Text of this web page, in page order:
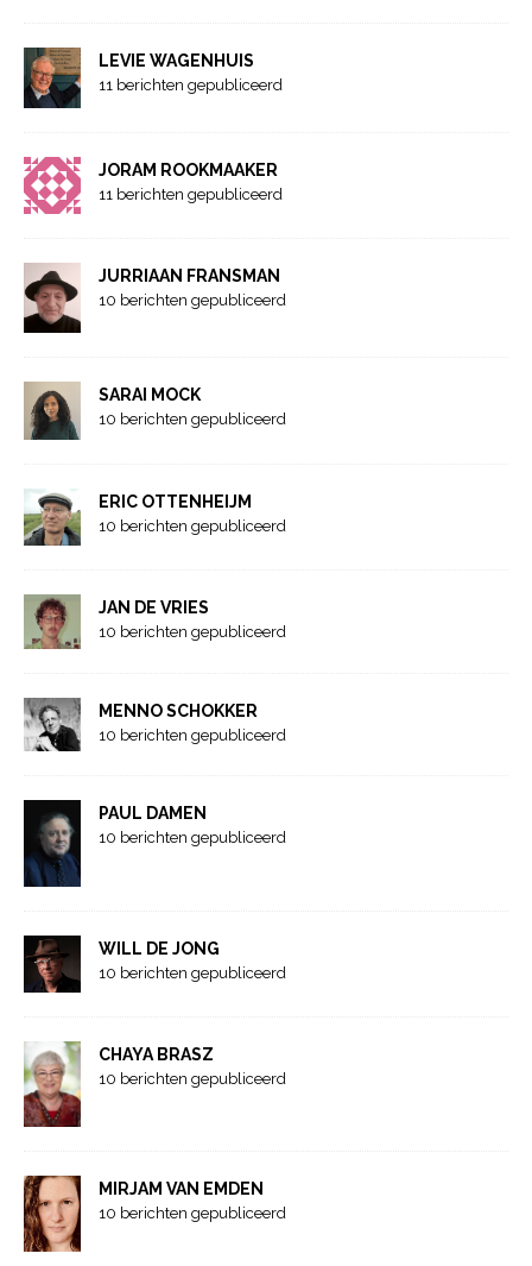
LEVIE WAGENHUIS
11 berichten gepubliceerd
JORAM ROOKMAAKER
11 berichten gepubliceerd
JURRIAAN FRANSMAN
10 berichten gepubliceerd
SARAI MOCK
10 berichten gepubliceerd
ERIC OTTENHEIJM
10 berichten gepubliceerd
JAN DE VRIES
10 berichten gepubliceerd
MENNO SCHOKKER
10 berichten gepubliceerd
PAUL DAMEN
10 berichten gepubliceerd
WILL DE JONG
10 berichten gepubliceerd
CHAYA BRASZ
10 berichten gepubliceerd
MIRJAM VAN EMDEN
10 berichten gepubliceerd